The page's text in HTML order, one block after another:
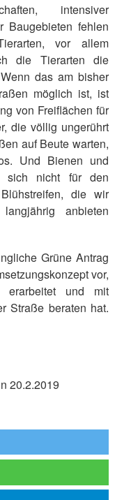
intensiver
Baugebieten fehlen
vor allem
die Tierarten die
das am bisher
möglich ist, ist
von Freiflächen für
die völlig ungerührt
auf Beute warten,
Und Bienen und
sich nicht für den
die wir
anbieten
Grüne Antrag
vor,
erarbeitet und mit
Straße beraten hat.
20.2.2019